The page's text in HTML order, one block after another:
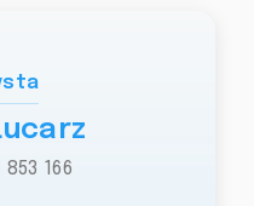
853 166